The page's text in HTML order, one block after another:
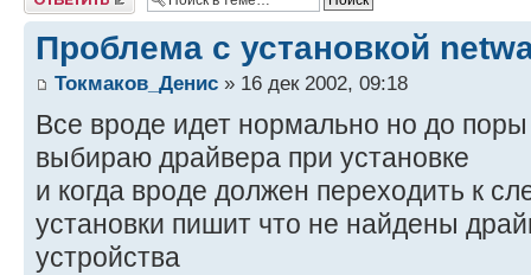
Проблема с установкой
Токмаков_Денис » 16 дек 2002, 09:18
Все вроде идет нормально но до
выбираю драйвера при установке
и когда вроде должен переходить к
установки пишит что не найдены
устройства